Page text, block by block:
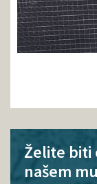
Želite biti
našem